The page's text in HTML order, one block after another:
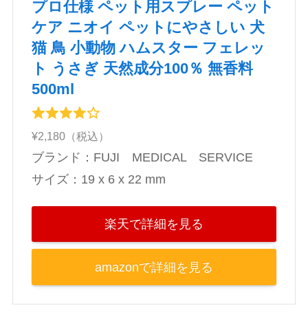
プロ仕様 ペット用スプレー ペット
ケア ニオイ ペットにやさしい 犬
猫 鳥 小動物 ハムスター フェレッ
ト うさぎ 天然成分100％ 無香料
500ml
¥2,180（税込）
ブランド：FUJI MEDICAL SERVICE
サイズ：19 x 6 x 22 mm
楽天で詳細を見る
amazonで詳細を見る